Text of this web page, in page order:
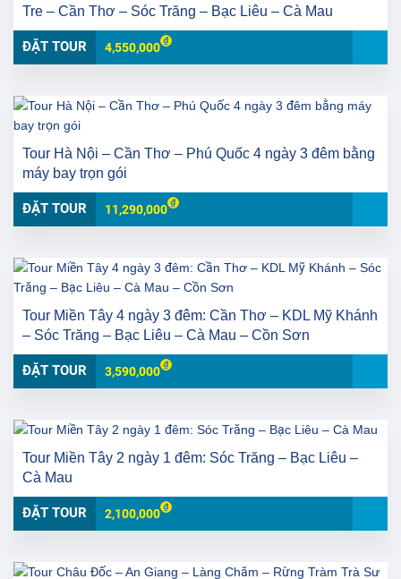
Tre – Cần Thơ – Sóc Trăng – Bạc Liêu – Cà Mau
ĐẶT TOUR 4,550,000
Tour Hà Nội – Cần Thơ – Phú Quốc 4 ngày 3 đêm bằng
máy bay trọn gói
ĐẶT TOUR 11,290,000
Tour Miền Tây 4 ngày 3 đêm: Cần Thơ – KDL Mỹ Khánh
– Sóc Trăng – Bạc Liêu – Cà Mau – Cồn Sơn
ĐẶT TOUR 3,590,000
Tour Miền Tây 2 ngày 1 đêm: Sóc Trăng – Bạc Liêu –
Cà Mau
ĐẶT TOUR 2,100,000